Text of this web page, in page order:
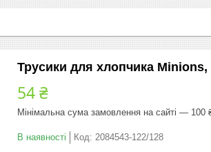
Трусики для хлопчика Minions,
54 ₴
Мінімальна сума замовлення на сайті — 100
В наявності Код: 2084543-122/128